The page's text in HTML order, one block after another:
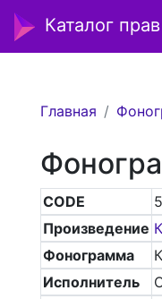
Каталог прав
Главная
CODE
Произведение
Фонограмма
Исполнитель